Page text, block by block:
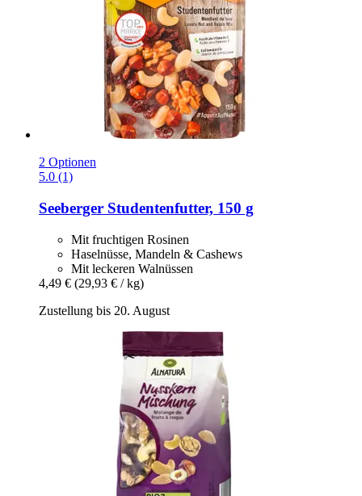
2 Optionen
5.0 (1)
Seeberger Studentenfutter, 150 g
Mit fruchtigen Rosinen
Haselnüsse, Mandeln & Cashews
Mit leckeren Walnüssen
4,49 € (29,93 € / kg)
Zustellung bis 20. August